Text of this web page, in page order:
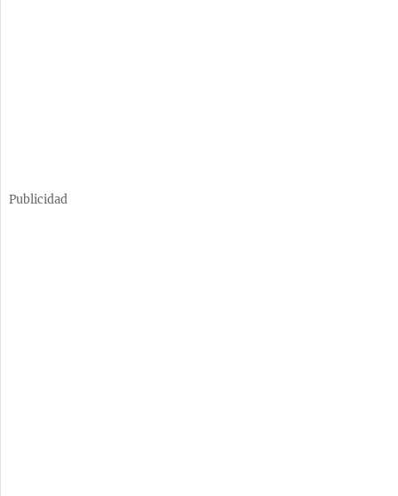
Publicidad